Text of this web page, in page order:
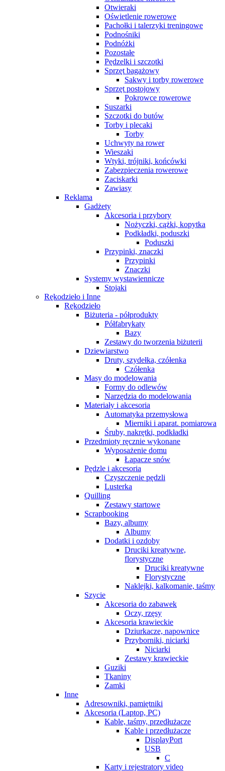
Otwieraki
Oświetlenie rowerowe
Pachołki i talerzyki treningowe
Podnośniki
Podnóżki
Pozostałe
Pędzelki i szczotki
Sprzęt bagażowy
Sakwy i torby rowerowe
Sprzęt postojowy
Pokrowce rowerowe
Suszarki
Szczotki do butów
Torby i plecaki
Torby
Uchwyty na rower
Wieszaki
Wtyki, trójniki, końcówki
Zabezpieczenia rowerowe
Zaciskarki
Zawiasy
Reklama
Gadżety
Akcesoria i przybory
Nożyczki, cążki, kopytka
Podkładki, poduszki
Poduszki
Przypinki, znaczki
Przypinki
Znaczki
Systemy wystawiennicze
Stojaki
Rękodzieło i Inne
Rękodzieło
Biżuteria - półprodukty
Półfabrykaty
Bazy
Zestawy do tworzenia biżuterii
Dziewiarstwo
Druty, szydełka, czółenka
Czółenka
Masy do modelowania
Formy do odlewów
Narzędzia do modelowania
Materiały i akcesoria
Automatyka przemysłowa
Mierniki i aparat. pomiarowa
Śruby, nakrętki, podkładki
Przedmioty ręcznie wykonane
Wyposażenie domu
Łapacze snów
Pędzle i akcesoria
Czyszczenie pędzli
Lusterka
Quilling
Zestawy startowe
Scrapbooking
Bazy, albumy
Albumy
Dodatki i ozdoby
Druciki kreatywne,
florystyczne
Druciki kreatywne
Florystyczne
Naklejki, kalkomanie, taśmy
Szycie
Akcesoria do zabawek
Oczy, rzęsy
Akcesoria krawieckie
Dziurkacze, napownice
Przyborniki, niciarki
Niciarki
Zestawy krawieckie
Guziki
Tkaniny
Zamki
Inne
Adresowniki, pamiętniki
Akcesoria (Laptop, PC)
Kable, taśmy, przedłużacze
Kable i przedłużacze
DisplayPort
USB
C
Karty i rejestratory video